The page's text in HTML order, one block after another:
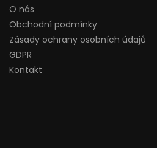
O nás
Obchodní podmínky
Zásady ochrany osobních údajů
GDPR
Kontakt